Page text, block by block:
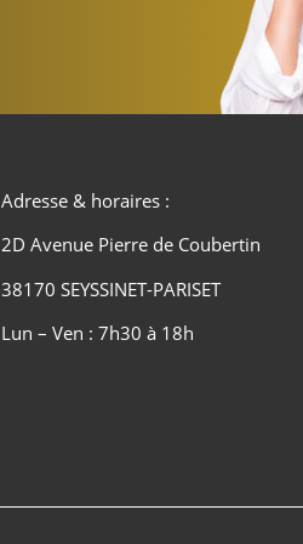
Adresse & horaires :
2D Avenue Pierre de Coubertin
38170 SEYSSINET-PARISET
Lun – Ven : 7h30 à 18h